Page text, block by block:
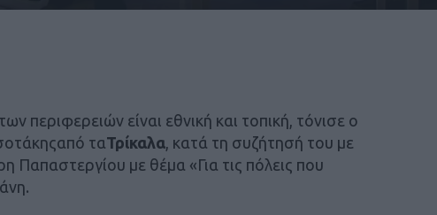
περιφερειών είναι εθνική και τοπική, τόνισε ο
ταΤρίκαλα , κατά τη συζήτησή του με
Παπαστεργίου με θέμα «Για τις πόλεις που